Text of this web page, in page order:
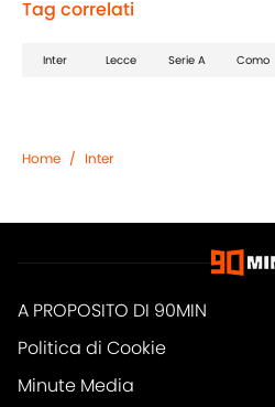
Tag correlati
Inter Lecce Serie A Como
Home / Inter
A PROPOSITO DI 90MIN
Politica di Cookie
Minute Media